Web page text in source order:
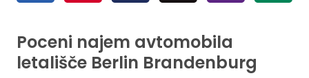
Poceni najem avtomobila
letališče Berlin Brandenburg